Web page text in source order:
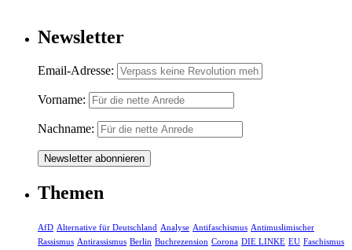
Newsletter
Email-Adresse:
Vorname:
Nachname:
Themen
AfD Alternative für Deutschland Analyse Antifaschismus Antimuslimischer
Rassismus Antirassismus Berlin Buchrezension Corona DIE LINKE EU Faschismus